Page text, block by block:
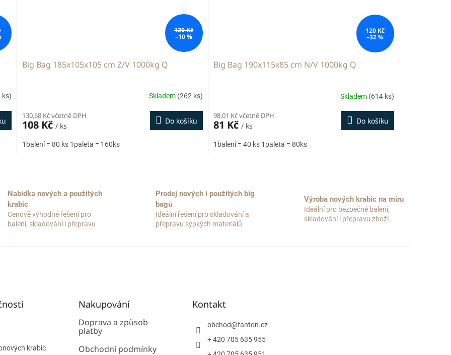
ks)
120 Kč
–10 %
Big Bag 185x105x105 cm Z/V 1000kg Q
Skladem (262 ks)
130,68 Kč včetně DPH
108 Kč/ ks
Do košíku
1balení = 80 ks 1paleta = 160ks
120 Kč
–32 %
Big Bag 190x115x85 cm N/V 1000kg Q
Skladem (614 ks)
98,01 Kč včetně DPH
81 Kč / ks
Do košíku
1balení = 40 ks 1paleta = 80ks
p
ý
p
i
Nabídka nových a použitých
krabic
Cenově výhodné řešení pro
balení, skladování i přepravu
Prodej nových i použitých big
bagů
Ideální řešení pro skladování a
přepravu sypkých materiálů
Výroba nových krabic na míru
Ideální pro bezpečné balení,
skladování i přepravu zboží
krabic
Nakupování
Doprava a způsob
platby
Obchodní podmínky
Kontakt
obchod@fanton.cz
+ 420 705 635 955